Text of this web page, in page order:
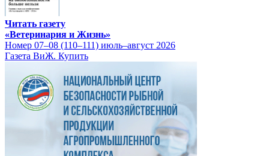
Читать газету
«Ветеринария и Жизнь»
Номер 07–08 (110–111) июль–август 2026
Газета ВиЖ. Купить